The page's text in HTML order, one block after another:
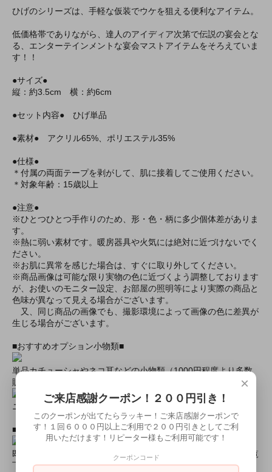
ひげのシリーズは、手軽な仮装でウケを狙える便利なアイテム。
低価格帯でありながら、達人のアイディア次第で伝説の宴会とな
る、エンターテインメントな宴会マストアイテムをそろえていま
す！！
●サイズ●
縦：約3.5cm 横：約6cm
●セット内容● ひげ単品
●素材● アクリル65%、ポリエステル35%
●仕様●
＊付属の両面テープを剥がして、肌に接着してご使用ください。
＊対象年齢：15歳以上
●注意●
※ひとつひとつ手作りのため、形・色・柄に多少個体差がありま
す。
※熱に弱い素材です。暖房器具や火気には絶対に近づけないでく
ださい。
※お肌に異常を感じた場合は、すぐに取り外してください。
※商品画像は可能な限り実物の色に近づくよう調整しております
が、お使いのモニター設定、お部屋の照明等により実際の商品と
色味が異なって見える場合がございます。
又、同じ商品の画像でも、撮影環境によって画像の色に差異が
生じる場合がございます。
■おすすめオプション小物類■
単品カチューシャやネコ耳などの小物類（1000円程度より多数
販売中）
ニーハイソックス、タイツなど（500円より多数販売中！）
■すぐに商品が欲しい！！という方■
即日配達商品一覧がございますので、よろしければそちらをご覧
下さいませ。
×
ご来店感謝クーポン！２００円引き！
このクーポンが出てたらラッキー！ご来店感謝クーポンで
す！１回６０００円以上ご利用で２００円引きとしてご利
用いただけます！リピーター様もご利用可能です！
クーポンコード